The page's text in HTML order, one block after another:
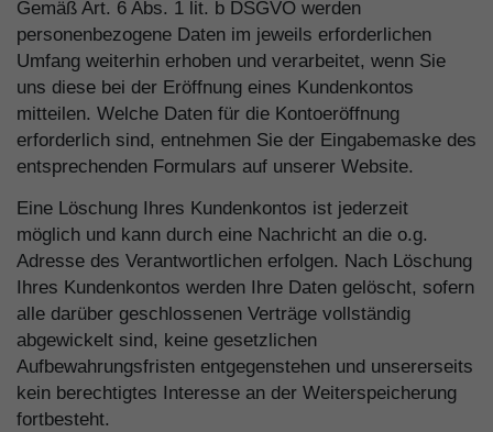
Gemäß Art. 6 Abs. 1 lit. b DSGVO werden
personenbezogene Daten im jeweils erforderlichen
Umfang weiterhin erhoben und verarbeitet, wenn Sie
uns diese bei der Eröffnung eines Kundenkontos
mitteilen. Welche Daten für die Kontoeröffnung
erforderlich sind, entnehmen Sie der Eingabemaske des
entsprechenden Formulars auf unserer Website.
Eine Löschung Ihres Kundenkontos ist jederzeit
möglich und kann durch eine Nachricht an die o.g.
Adresse des Verantwortlichen erfolgen. Nach Löschung
Ihres Kundenkontos werden Ihre Daten gelöscht, sofern
alle darüber geschlossenen Verträge vollständig
abgewickelt sind, keine gesetzlichen
Aufbewahrungsfristen entgegenstehen und unsererseits
kein berechtigtes Interesse an der Weiterspeicherung
fortbesteht.